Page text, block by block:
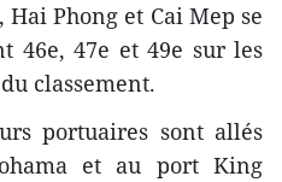
Phong et Cai Mep se
46e, 47e et 49e sur les
classement.
portuaires sont allés
et au port King